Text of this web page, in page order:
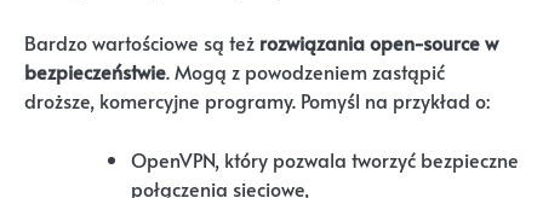
Bardzo wartościowe są też rozwiązania open-source w
bezpieczeństwie. Mogą z powodzeniem zastąpić
droższe, komercyjne programy. Pomyśl na przykład o:
OpenVPN, który pozwala tworzyć bezpieczne
połączenia sieciowe,